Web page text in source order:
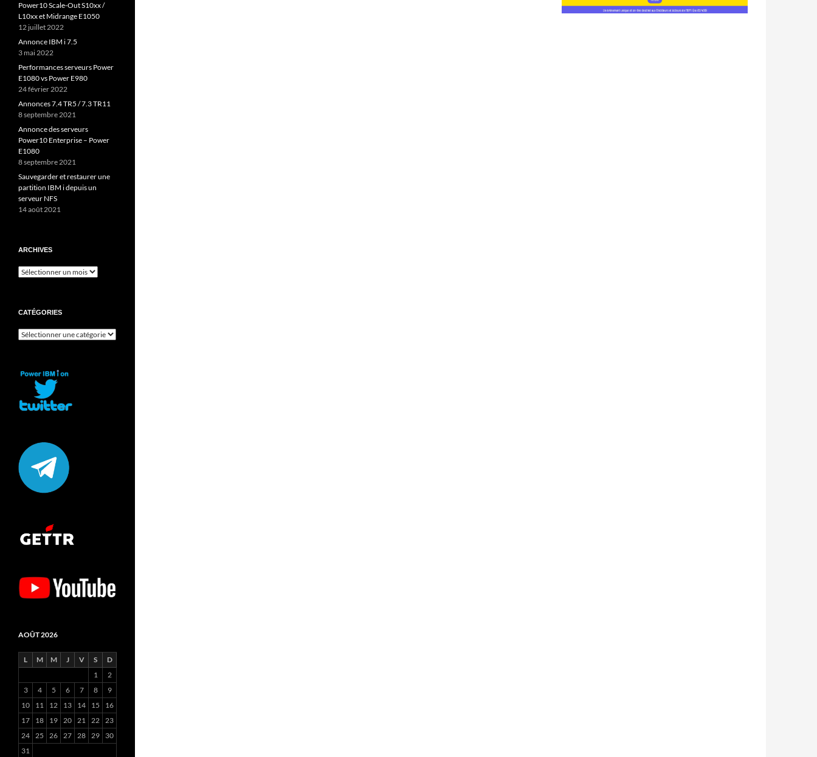
Power10 Scale-Out S10xx /
L10xx et Midrange E1050
12 juillet 2022
Annonce IBM i 7.5
3 mai 2022
Performances serveurs Power
E1080 vs Power E980
24 février 2022
Annonces 7.4 TR5 / 7.3 TR11
8 septembre 2021
Annonce des serveurs
Power10 Enterprise – Power
E1080
8 septembre 2021
Sauvegarder et restaurer une
partition IBM i depuis un
serveur NFS
14 août 2021
ARCHIVES
Archives
CATÉGORIES
Catégories
AOÛT 2026
L M M J V S
D
1
2
3
4 5 6 7 8
9
10
11 12 13 14 15
16
17
18 19 20 21 22 23
24 25 26 27 28 29
30
31